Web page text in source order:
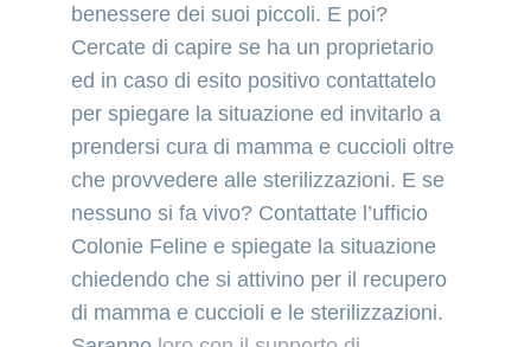
benessere dei suoi piccoli. E poi?
Cercate di capire se ha un proprietario
ed in caso di esito positivo contattatelo
per spiegare la situazione ed invitarlo a
prendersi cura di mamma e cuccioli oltre
che provvedere alle sterilizzazioni. E se
nessuno si fa vivo? Contattate l’ufficio
Colonie Feline e spiegate la situazione
chiedendo che si attivino per il recupero
di mamma e cuccioli e le sterilizzazioni.